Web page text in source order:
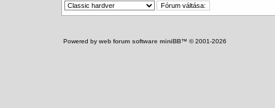
Powered by web forum software miniBB™ © 2001-2026